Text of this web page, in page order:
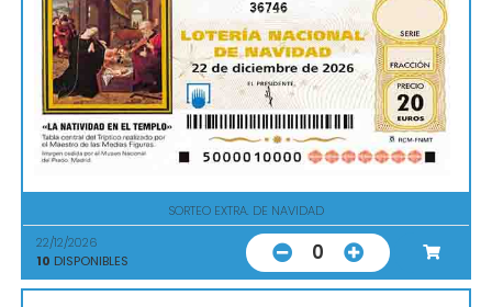
36746
SORTEO EXTRA. DE NAVIDAD
22/12/2026
10 DISPONIBLES 0